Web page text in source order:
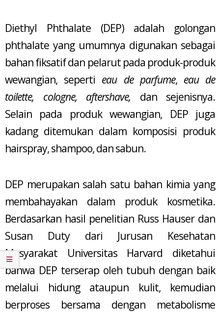
Diethyl Phthalate (DEP) adalah golongan
phthalate yang umumnya digunakan sebagai
bahan fiksatif dan pelarut pada produk-produk
wewangian, seperti eau de parfume, eau de
toilette, cologne, aftershave, dan sejenisnya.
Selain pada produk wewangian, DEP juga
kadang ditemukan dalam komposisi produk
hairspray, shampoo, dan sabun.
DEP merupakan salah satu bahan kimia yang
membahayakan dalam produk kosmetika.
Berdasarkan hasil penelitian Russ Hauser dan
Susan Duty dari Jurusan Kesehatan
Masyarakat Universitas Harvard diketahui
bahwa DEP terserap oleh tubuh dengan baik
melalui hidung ataupun kulit, kemudian
berproses bersama dengan metabolisme